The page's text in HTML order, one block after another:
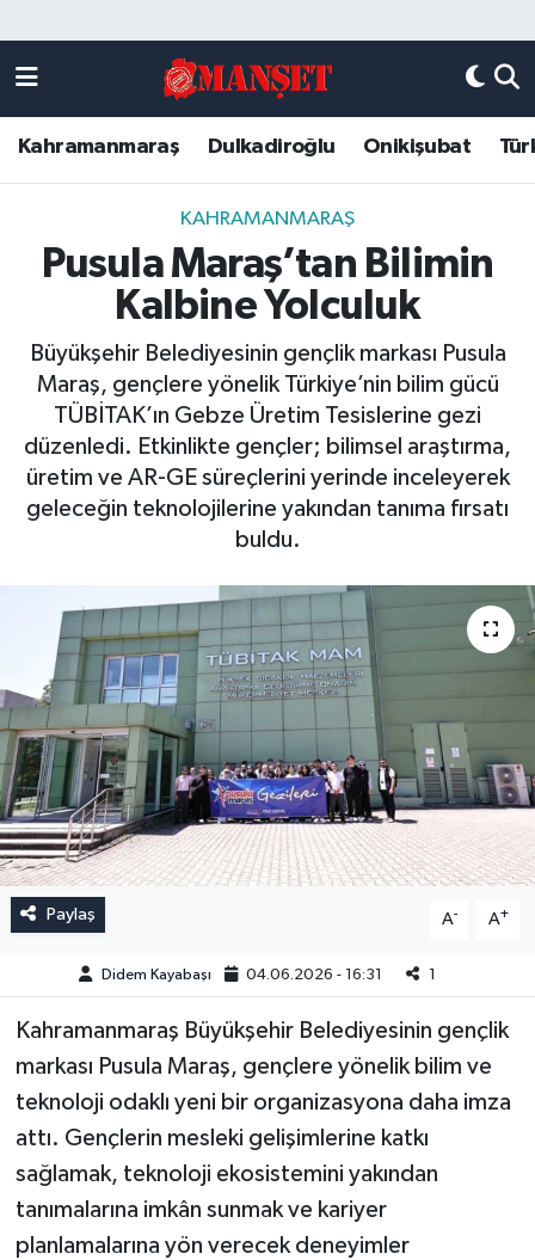
Kahramanmaraş Dulkadiroğlu Onikişubat
KAHRAMANMARAŞ
Pusula Maraş’tan Bilimin
Kalbine Yolculuk
Büyükşehir Belediyesinin gençlik markası Pusula
Maraş, gençlere yönelik Türkiye’nin bilim gücü
TÜBİTAK’ın Gebze Üretim Tesislerine gezi
düzenledi. Etkinlikte gençler; bilimsel araştırma,
üretim ve AR-GE süreçlerini yerinde inceleyerek
geleceğin teknolojilerine yakından tanıma fırsatı
buldu.
Paylaş A- A+
Didem Kayabaşı 04.06.2026 - 16:31 1
Kahramanmaraş Büyükşehir Belediyesinin gençlik
markası Pusula Maraş, gençlere yönelik bilim ve
teknoloji odaklı yeni bir organizasyona daha imza
attı. Gençlerin mesleki gelişimlerine katkı
sağlamak, teknoloji ekosistemini yakından
tanımalarına imkân sunmak ve kariyer
planlamalarına yön verecek deneyimler
DULKADİROĞLU
KAHRAMANMARAŞ
ONİKİŞUBAT
Künye
Kahramanmaraş Nöbetçi Eczaneler
Kahramanmaraş Hava Durumu
Kahramanmaraş Trafik Yoğunluk Haritası
Süper Lig Puan Durumu ve Fikstür
Son Dakika Haberleri
Haber Arşivi